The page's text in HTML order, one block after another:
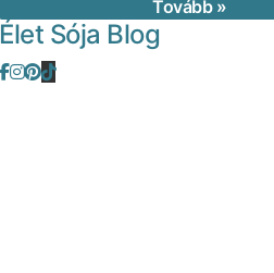
Tovább »
Élet Sója Blog